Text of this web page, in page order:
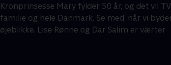
Kronprinsesse Mary fylder 50 år, og det vil
familie og hele Danmark. Se med, når vi
øjeblikke. Lise Rønne og Dar Salim er værter